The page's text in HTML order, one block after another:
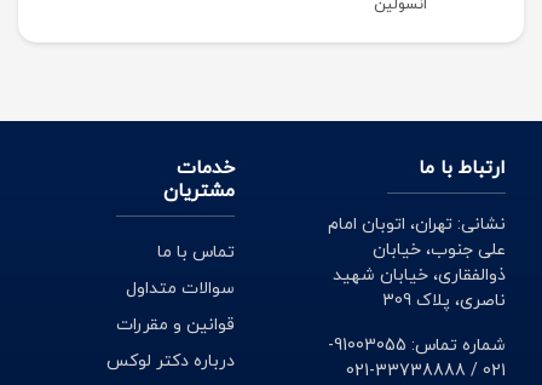
انسولین
ارتباط با ما
نشانی: تهران، اتوبان امام
علی جنوب، خیابان
ذوالفقاری، خیابان شهید
ناصری، پلاک 309
شماره تماس: 91003055-
021 / 33738888-021
خدمات
مشتریان
تماس با ما
سوالات متداول
قوانین و مقررات
درباره دکتر لوکس